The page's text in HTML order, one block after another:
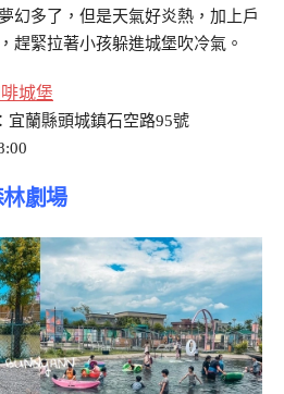
幻多了，但是天氣好炎熱，加上戶
趕緊拉著小孩躲進城堡吹冷氣。
城堡
宜蘭縣頭城鎮石空路95號
劇場